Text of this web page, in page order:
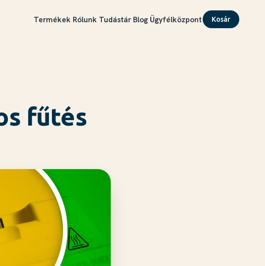
Termékek Rólunk Tudástár Blog Ügyfélközpont Kosár
fűtés